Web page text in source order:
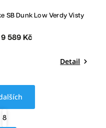
SB Dunk Low Verdy Visty
9 589 Kč
Detail
8